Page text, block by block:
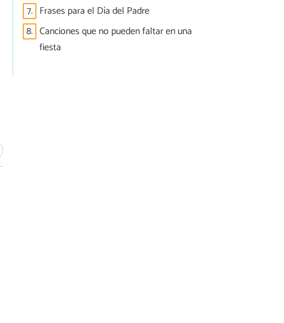
7. Frases para el Día del Padre
8. Canciones que no pueden faltar en una
fiesta